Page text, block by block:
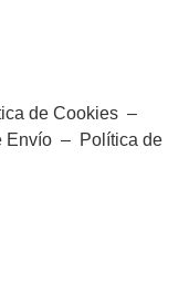
de Cookies–
Envío – Política de